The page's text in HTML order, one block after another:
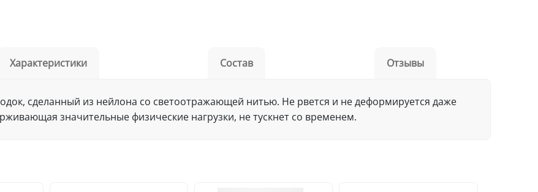
Характеристики Состав Отзывы
сделанный из нейлона со светоотражающей нитью. Не рвется и не деформируется даже
значительные физические нагрузки, не тускнет со временем.